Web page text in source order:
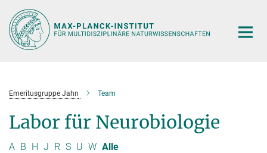
Hauptinhalt
Emeritusgruppe Jahn Team
Labor für Neurobiologie
A B H J R S U W Alle